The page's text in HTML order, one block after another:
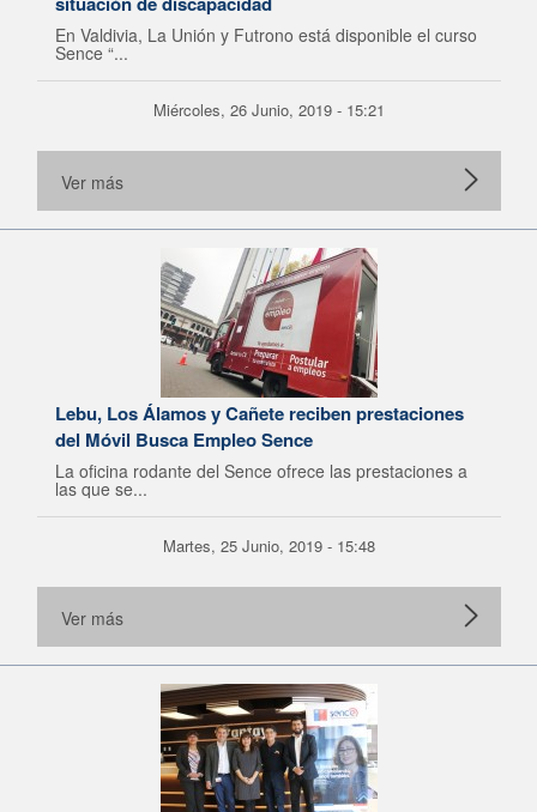
En Valdivia, La Unión y Futrono está disponible el curso
Sence “...
Miércoles, 26 Junio, 2019 - 15:21
Ver más
Lebu, Los Álamos y Cañete reciben prestaciones
del Móvil Busca Empleo Sence
La oficina rodante del Sence ofrece las prestaciones a
las que se...
Martes, 25 Junio, 2019 - 15:48
Ver más